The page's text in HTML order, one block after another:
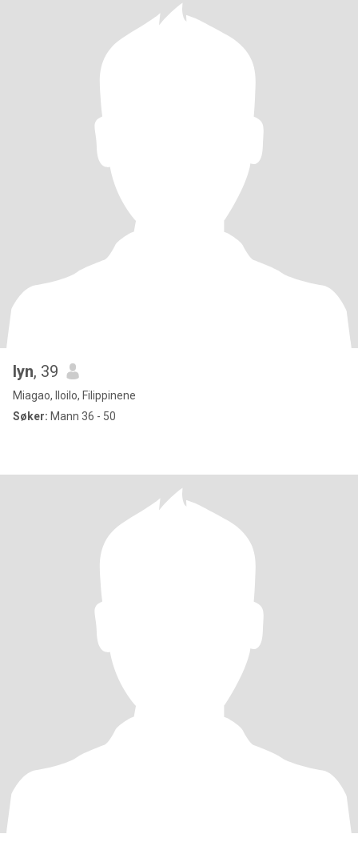
lyn, 39
Miagao, Iloilo, Filippinene
Søker: Mann 36 - 50